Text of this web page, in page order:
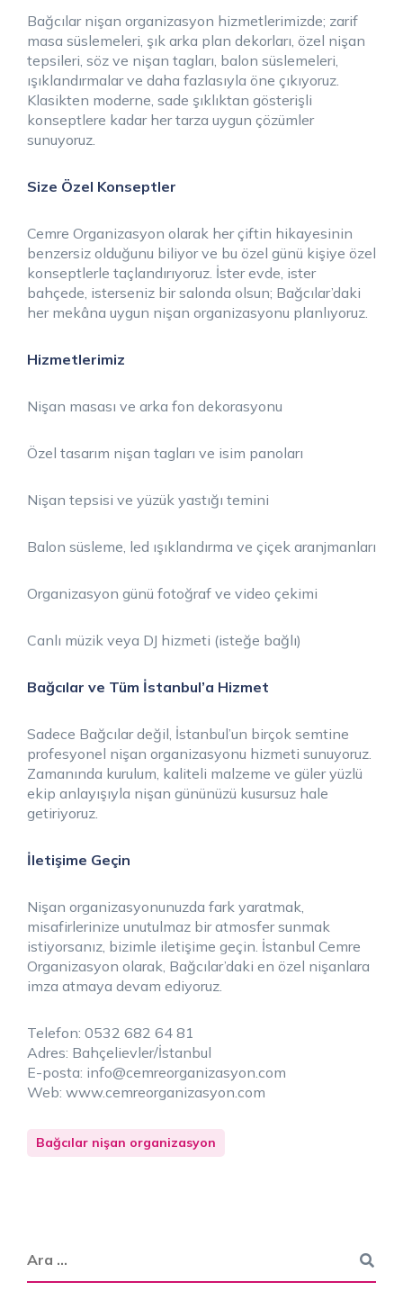
Bağcılar nişan organizasyon hizmetlerimizde; zarif
masa süslemeleri, şık arka plan dekorları, özel nişan
tepsileri, söz ve nişan tagları, balon süslemeleri,
ışıklandırmalar ve daha fazlasıyla öne çıkıyoruz.
Klasikten moderne, sade şıklıktan gösterişli
konseptlere kadar her tarza uygun çözümler
sunuyoruz.
Size Özel Konseptler
Cemre Organizasyon olarak her çiftin hikayesinin
benzersiz olduğunu biliyor ve bu özel günü kişiye özel
konseptlerle taçlandırıyoruz. İster evde, ister
bahçede, isterseniz bir salonda olsun; Bağcılar’daki
her mekâna uygun nişan organizasyonu planlıyoruz.
Hizmetlerimiz
Nişan masası ve arka fon dekorasyonu
Özel tasarım nişan tagları ve isim panoları
Nişan tepsisi ve yüzük yastığı temini
Balon süsleme, led ışıklandırma ve çiçek aranjmanları
Organizasyon günü fotoğraf ve video çekimi
Canlı müzik veya DJ hizmeti (isteğe bağlı)
Bağcılar ve Tüm İstanbul’a Hizmet
Sadece Bağcılar değil, İstanbul’un birçok semtine
profesyonel nişan organizasyonu hizmeti sunuyoruz.
Zamanında kurulum, kaliteli malzeme ve güler yüzlü
ekip anlayışıyla nişan gününüzü kusursuz hale
getiriyoruz.
İletişime Geçin
Nişan organizasyonunuzda fark yaratmak,
misafirlerinize unutulmaz bir atmosfer sunmak
istiyorsanız, bizimle iletişime geçin. İstanbul Cemre
Organizasyon olarak, Bağcılar’daki en özel nişanlara
imza atmaya devam ediyoruz.
Telefon: 0532 682 64 81
Adres: Bahçelievler/İstanbul
E-posta: info@cemreorganizasyon.com
Web: www.cemreorganizasyon.com
Bağcılar nişan organizasyon